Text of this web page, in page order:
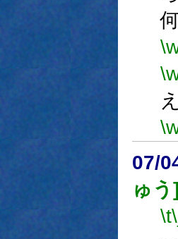
07/
ゅう]
\t